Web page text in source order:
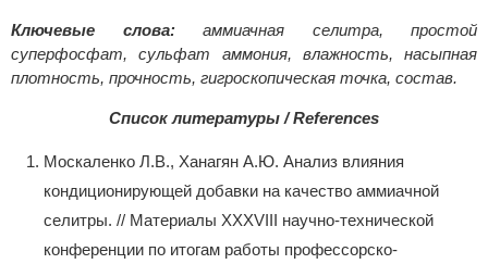
Ключевые слова:
аммиачная селитра, простой
суперфосфат, сульфат аммония, влажность, насыпная
плотность, прочность, гигроскопическая точка, состав.
Список литературы / References
Москаленко Л.В., Ханагян А.Ю. Анализ влияния
кондиционирующей добавки на качество аммиачной
селитры. // Материалы XXXVIII научно-технической
конференции по итогам работы профессорско-